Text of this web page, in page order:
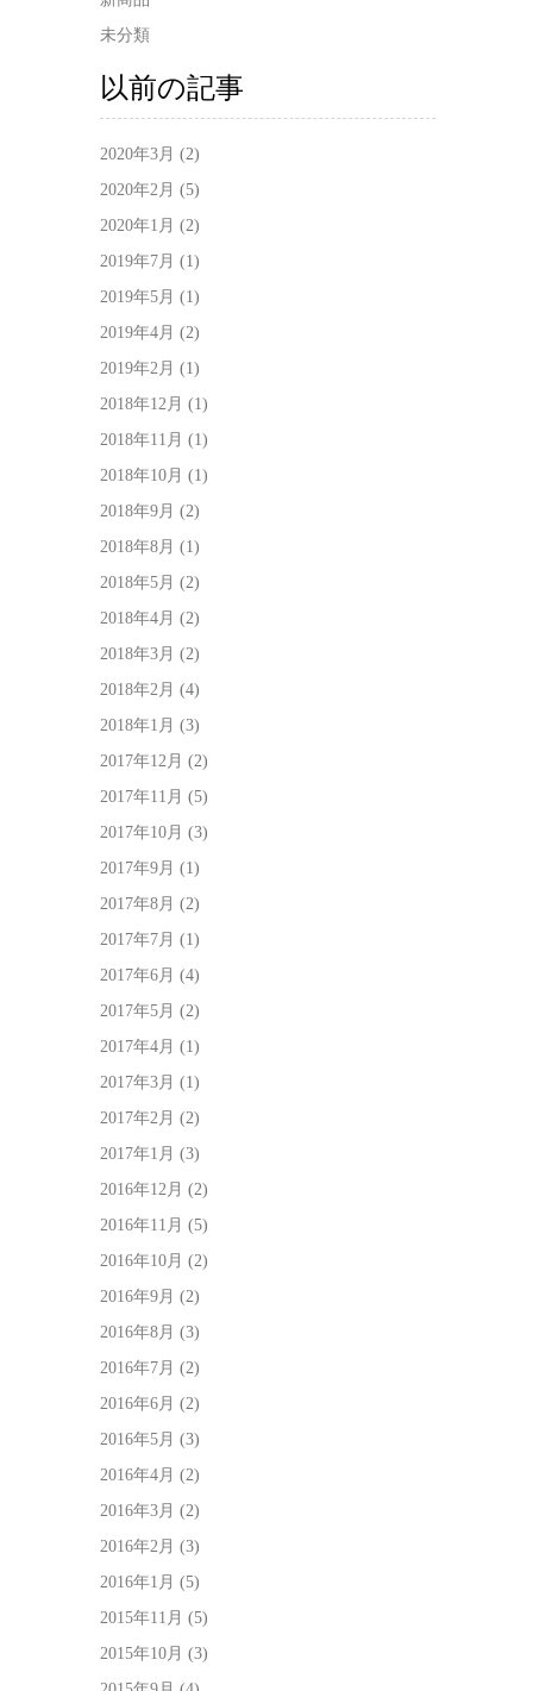
未分類
以前の記事
2020年3月 (2)
2020年2月 (5)
2020年1月 (2)
2019年7月 (1)
2019年5月 (1)
2019年4月 (2)
2019年2月 (1)
2018年12月 (1)
2018年11月 (1)
2018年10月 (1)
2018年9月 (2)
2018年8月 (1)
2018年5月 (2)
2018年4月 (2)
2018年3月 (2)
2018年2月 (4)
2018年1月 (3)
2017年12月 (2)
2017年11月 (5)
2017年10月 (3)
2017年9月 (1)
2017年8月 (2)
2017年7月 (1)
2017年6月 (4)
2017年5月 (2)
2017年4月 (1)
2017年3月 (1)
2017年2月 (2)
2017年1月 (3)
2016年12月 (2)
2016年11月 (5)
2016年10月 (2)
2016年9月 (2)
2016年8月 (3)
2016年7月 (2)
2016年6月 (2)
2016年5月 (3)
2016年4月 (2)
2016年3月 (2)
2016年2月 (3)
2016年1月 (5)
2015年11月 (5)
2015年10月 (3)